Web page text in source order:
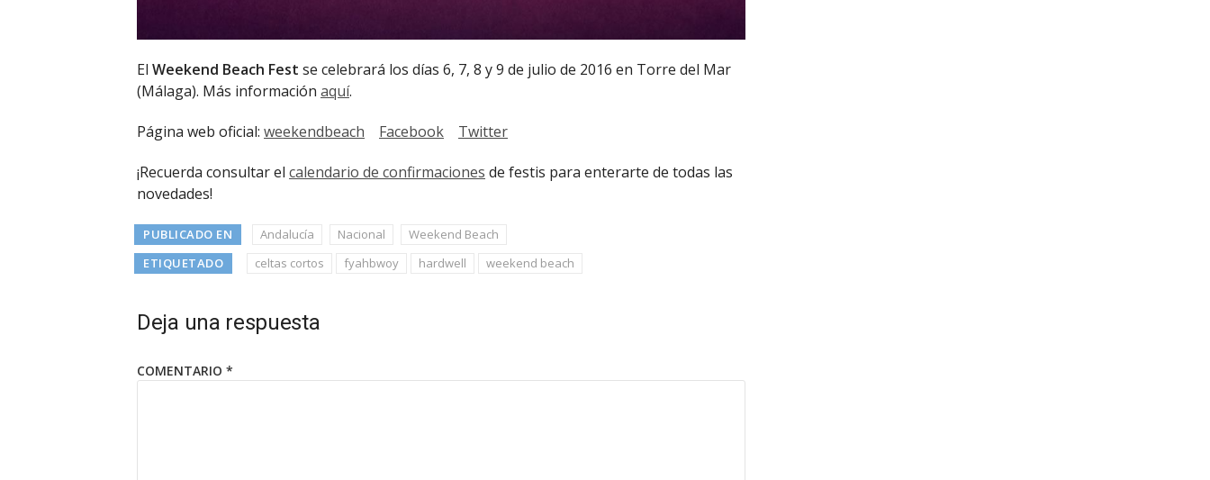
El Weekend Beach Fest se celebrará los días 6, 7, 8 y 9 de julio de 2016 en Torre del Mar
(Málaga). Más información aquí.
Página web oficial: weekendbeach Facebook Twitter
¡Recuerda consultar el calendario de confirmaciones de festis para enterarte de todas las
novedades!
PUBLICADO EN Andalucía Nacional
Weekend Beach
ETIQUETADO
celtas cortos fyahbwoy hardwell weekend beach
Deja una respuesta
COMENTARIO *